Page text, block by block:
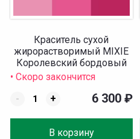
Краситель сухой
жирорастворимый MIXIE
Королевский бордовый
1000 г
• Скоро закончится
-
+
В корзину
6 300 ₽